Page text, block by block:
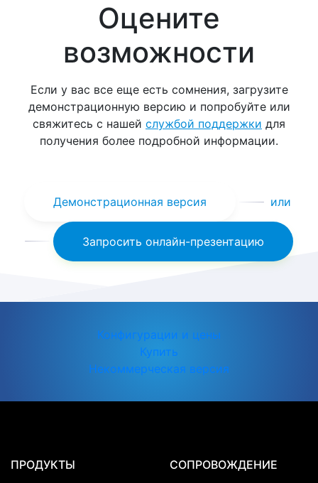
Оцените
возможности
Если у вас все еще есть сомнения, загрузите
демонстрационную версию и попробуйте или
свяжитесь с нашей службой поддержки для
получения более подробной информации.
Демонстрационная версия или
Запросить онлайн-презентацию
Конфигурации и цены
Купить
Некоммерческая версия
ПРОДУКТЫ
СОПРОВОЖДЕНИЕ